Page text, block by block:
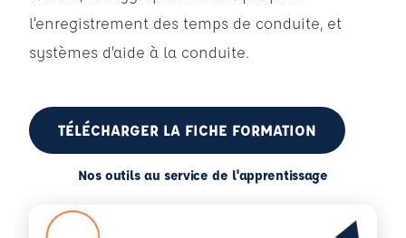
l’enregistrement des temps de conduite, et
systèmes d’aide à la conduite.
TÉLÉCHARGER LA FICHE FORMATION
Nos outils au service de l'apprentissage